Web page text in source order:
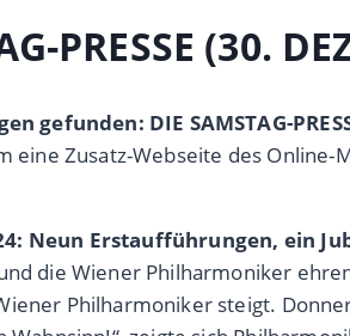
PRESSE (30.
gefunden: DIE SAMSTAG-
eine Zusatz-Webseite des
Neun Erstaufführungen, ein
die Wiener Philharmoniker
Philharmoniker steigt.